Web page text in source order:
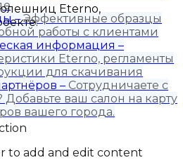
–Эффективные образцы
работы с клиентами
информация –
Eterno, регламенты
для скачивания
– Сотрудничаете с
Добавьте ваш салон на карту
вашего города.
Eterno,
to add and edit content